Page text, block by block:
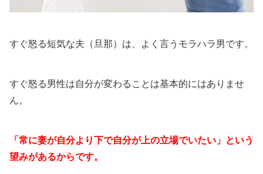
すぐ怒る短気な夫（旦那）は、よく言うモラハラ男です。
すぐ怒る男性は自分が変わることは基本的にはありませ
ん。
「常に妻が自分より下で自分が上の立場でいたい」という
望みがあるからです。